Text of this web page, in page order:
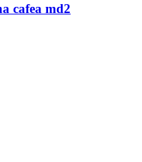
cafea md2